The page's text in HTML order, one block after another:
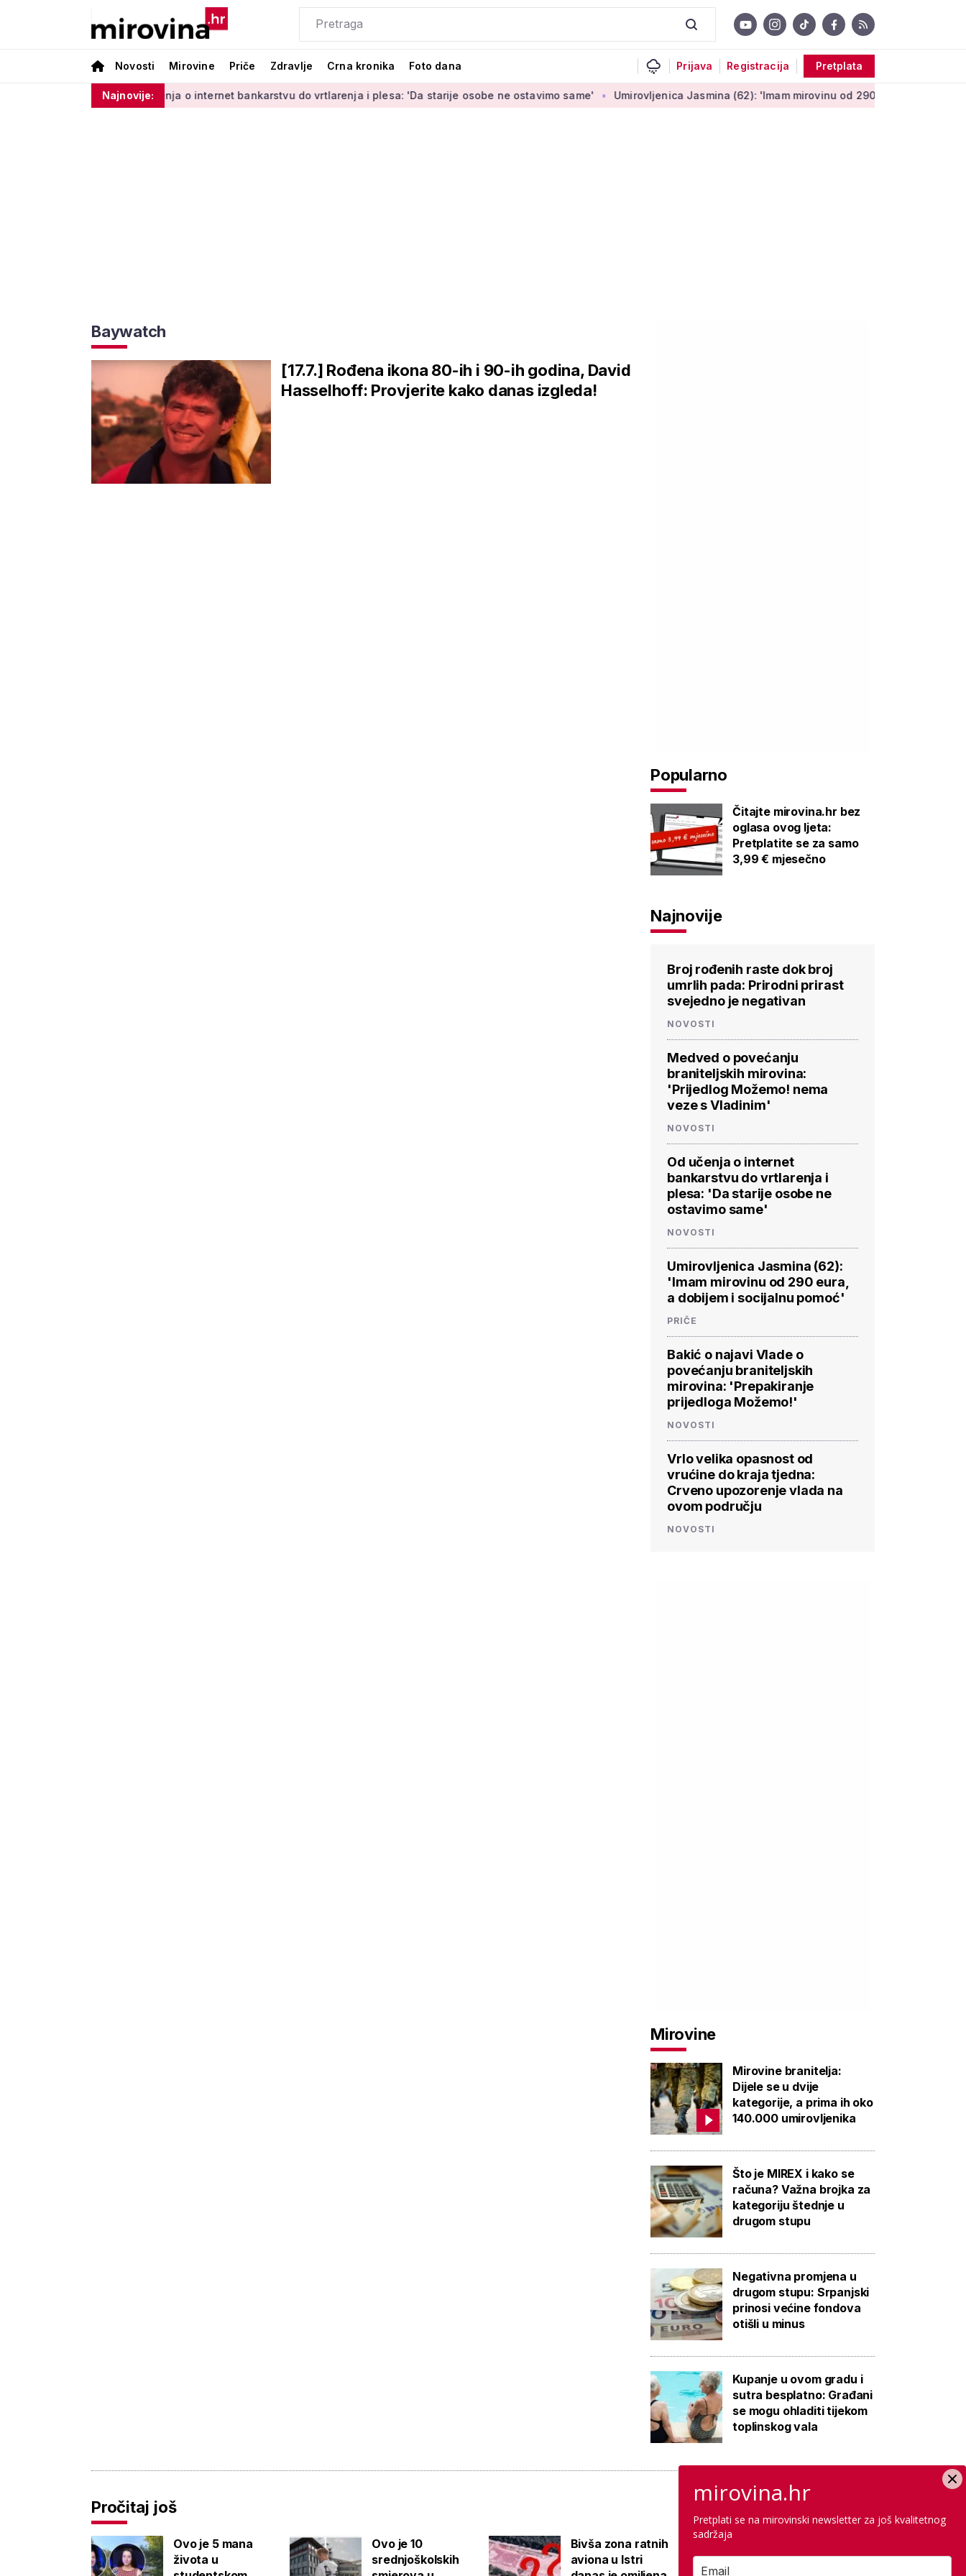
Novosti Mirovine Priče Zdravlje Crna kronika Foto dana Prijava Registracija Pretplata
Najnovije:
Od učenja o internet bankarstvu do vrtlarenja i plesa: 'Da starije osobe ne ostavimo same' Umirovljenica Jasmina (62): 'Imam mirovinu od 290 eura, a dobijem i
Baywatch
[17.7.] Rođena ikona 80-ih i 90-ih godina, David
Hasselhoff: Provjerite kako danas izgleda!
Popularno
Čitajte mirovina.hr bez
oglasa ovog ljeta:
Pretplatite se za samo
3,99 € mjesečno
Najnovije
Broj rođenih raste dok broj
umrlih pada: Prirodni prirast
svejedno je negativan
NOVOSTI
Medved o povećanju
braniteljskih mirovina:
'Prijedlog Možemo! nema
veze s Vladinim'
NOVOSTI
Od učenja o internet
bankarstvu do vrtlarenja i
plesa: 'Da starije osobe ne
ostavimo same'
NOVOSTI
Umirovljenica Jasmina (62):
'Imam mirovinu od 290 eura,
a dobijem i socijalnu pomoć'
PRIČE
Bakić o najavi Vlade o
povećanju braniteljskih
mirovina: 'Prepakiranje
prijedloga Možemo!'
NOVOSTI
Vrlo velika opasnost od
vrućine do kraja tjedna:
Crveno upozorenje vlada na
ovom području
NOVOSTI
Mirovine
Mirovine branitelja:
Dijele se u dvije
kategorije, a prima ih oko
140.000 umirovljenika
Što je MIREX i kako se
računa? Važna brojka za
kategoriju štednje u
drugom stupu
Negativna promjena u
drugom stupu: Srpanjski
prinosi većine fondova
otišli u minus
Kupanje u ovom gradu i
sutra besplatno: Građani
se mogu ohladiti tijekom
toplinskog vala
Pročitaj još
Ovo je 5 mana
života u
Ovo je 10
srednjoškolskih
Bivša zona ratnih
aviona u Istri
mega natječaja za
mirovina.hr
Pretplati se na mirovinski newsletter za još kvalitetnog
sadržaja